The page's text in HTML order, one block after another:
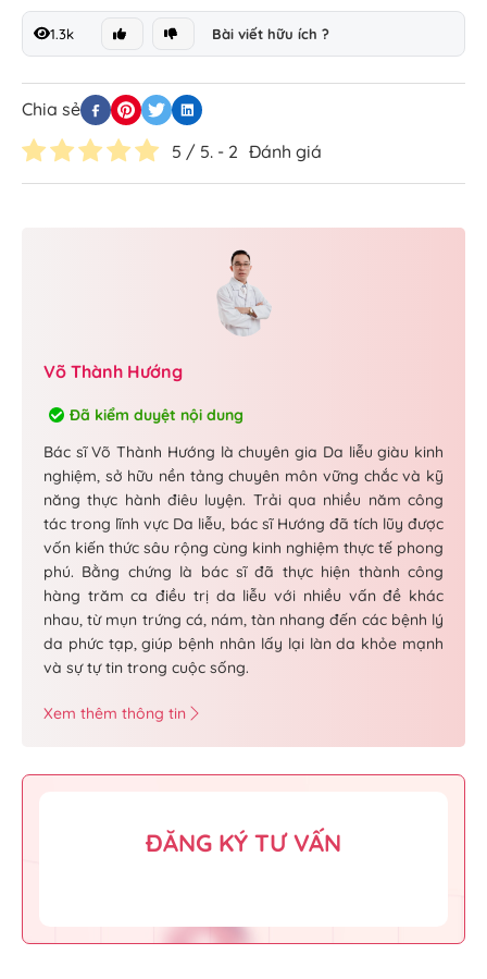
1.3k Bài viết hữu ích ?
Chia sẻ
Đánh giá
5 / 5. - 2
Võ Thành Hướng
Đã kiểm duyệt nội dung
Bác sĩ Võ Thành Hướng là chuyên gia Da liễu giàu kinh
nghiệm, sở hữu nền tảng chuyên môn vững chắc và kỹ
năng thực hành điêu luyện. Trải qua nhiều năm công
tác trong lĩnh vực Da liễu, bác sĩ Hướng đã tích lũy được
vốn kiến thức sâu rộng cùng kinh nghiệm thực tế phong
phú. Bằng chứng là bác sĩ đã thực hiện thành công
hàng trăm ca điều trị da liễu với nhiều vấn đề khác
nhau, từ mụn trứng cá, nám, tàn nhang đến các bệnh lý
da phức tạp, giúp bệnh nhân lấy lại làn da khỏe mạnh
và sự tự tin trong cuộc sống.
Xem thêm thông tin
ĐĂNG KÝ TƯ VẤN